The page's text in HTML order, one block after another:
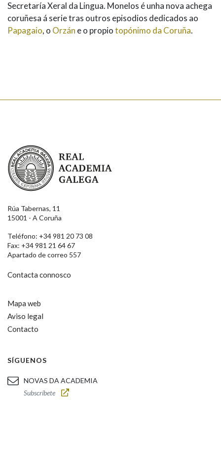
Secretaría Xeral da Lingua. Monelos é unha nova achega
coruñesa á serie tras outros episodios dedicados ao
Papagaio, o Orzán e o propiotopónimo da Coruña.
Real Academia Galega
Rúa Tabernas, 11
15001 - A Coruña
Teléfono: +34 981 20 73 08
Fax: +34 981 21 64 67
Apartado de correo 557
Contacta connosco
Mapa web
Aviso legal
Contacto
SÍGUENOS
NOVAS DA ACADEMIA
Subscríbete